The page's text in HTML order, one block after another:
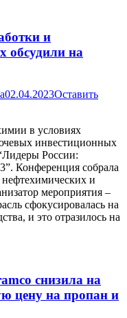
и
обсудили на
02.04.2023Оставить
в условиях
инвестиционных
России:
Конференция собрала
и
мероприятия –
сфокусировалась на
и это отразилось на
снизила на
цену на пропан и